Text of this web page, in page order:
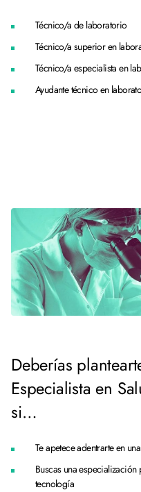
Técnico/a de laboratorio
Técnico/a superior en
Técnico/a especialista en
Ayudante técnico en
Deberías
Especialista en
si…
Te apetece adentrarte en
Buscas una
tecnología